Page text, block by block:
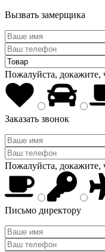
Вызвать замерщика
Пожалуйста, докажите,
Заказать звонок
Пожалуйста, докажите,
Письмо директору